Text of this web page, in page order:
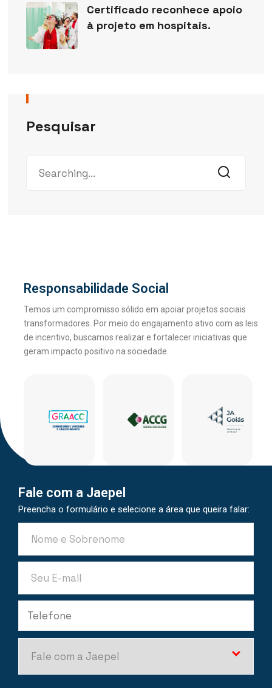
Certificado reconhece apoio
à projeto em hospitais.
Pesquisar
Responsabilidade Social
Temos um compromisso sólido em apoiar projetos sociais
transformadores. Por meio do engajamento ativo com as leis
de incentivo, buscamos realizar e fortalecer iniciativas que
geram impacto positivo na sociedade.
Fale com a Jaepel
Preencha o formulário e selecione a área que queira falar: